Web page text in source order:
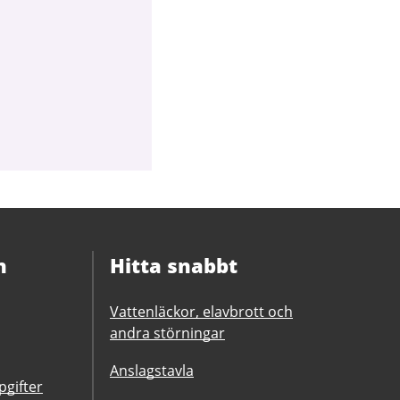
Hitta snabbt
Vattenläckor, elavbrott och
andra störningar
Anslagstavla